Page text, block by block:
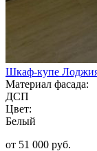
Шкаф-купе
Материал фасада:
ДСП
Цвет:
Белый
от 51 000 руб.